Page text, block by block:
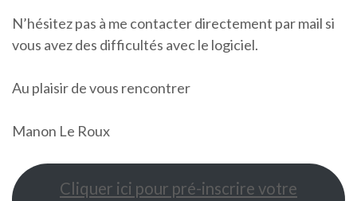
N’hésitez pas à me contacter directement par mail si
vous avez des difficultés avec le logiciel.
Au plaisir de vous rencontrer
Manon Le Roux
Cliquer ici pour pré-inscrire votre